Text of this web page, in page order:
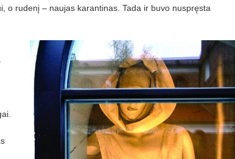
o rudenį – naujas karantinas. Tada ir buvo nuspręsta